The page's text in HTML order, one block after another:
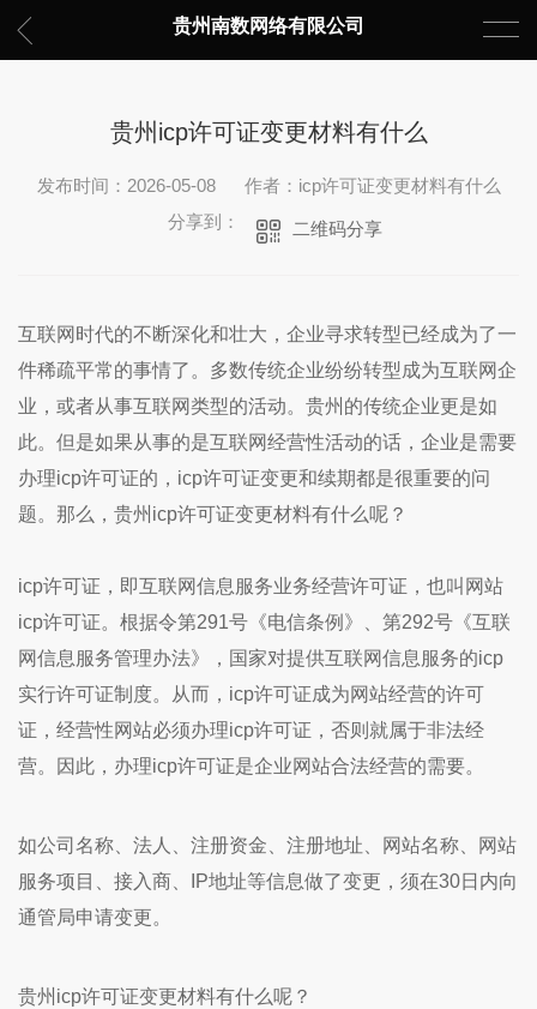
贵州南数网络有限公司
贵州icp许可证变更材料有什么
发布时间：2026-05-08
作者：icp许可证变更材料有什么
分享到：
二维码分享
互联网时代的不断深化和壮大，企业寻求转型已经成为了一
件稀疏平常的事情了。多数传统企业纷纷转型成为互联网企
业，或者从事互联网类型的活动。 贵州 的传统企业更是如
此。但是如果从事的是互联网经营性活动的话，企业是需要
办理icp许可证的，icp许可证变更和续期都是很重要的问
题。那么，贵州icp许可证变更材料有什么呢？
icp许可证，即互联网信息服务业务经营许可证，也叫网站
icp许可证。根据令第291号《电信条例》、第292号《互联
网信息服务管理办法》，国家对提供互联网信息服务的icp
实行许可证制度。从而，icp许可证成为网站经营的许可
证，经营性网站必须办理icp许可证，否则就属于非法经
营。因此，办理icp许可证是企业网站合法经营的需要。
如公司名称、法人、注册资金、注册地址、网站名称、网站
服务项目、接入商、IP地址等信息做了变更，须在30日内向
通管局申请变更。
贵州 icp许可证变更材料有什么呢？